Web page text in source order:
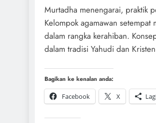
Murtadha menengarai, praktik
Kelompok agamawan
dalam rangka kerahiban.
dalam tradisi Yahudi dan
Bagikan ke kenalan anda:
Facebook
X